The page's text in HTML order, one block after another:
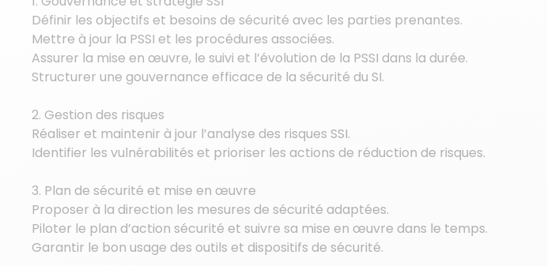
Définir les objectifs et besoins de sécurité avec les parties prenantes.
Mettre à jour la PSSI et les procédures associées.
Assurer la mise en œuvre, le suivi et l’évolution de la PSSI dans la durée.
Structurer une gouvernance efficace de la sécurité du SI.
2. Gestion des risques
Réaliser et maintenir à jour l’analyse des risques SSI.
Identifier les vulnérabilités et prioriser les actions de réduction de risques.
3. Plan de sécurité et mise en œuvre
Proposer à la direction les mesures de sécurité adaptées.
Piloter le plan d’action sécurité et suivre sa mise en œuvre dans le temps.
Garantir le bon usage des outils et dispositifs de sécurité.